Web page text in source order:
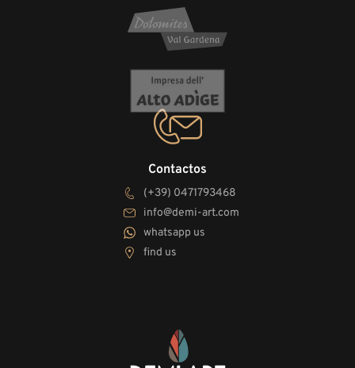
Contactos
(+39) 0471793468
info@demi-art.com
whatsapp us
find us